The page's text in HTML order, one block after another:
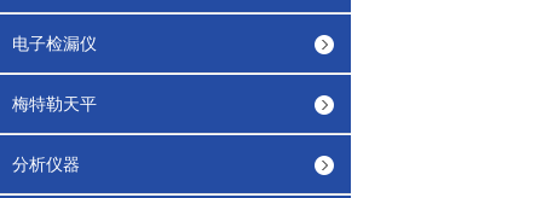
电子检漏仪
梅特勒天平
分析仪器